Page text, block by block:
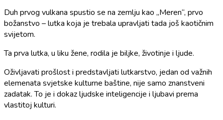
Duh prvog vulkana spustio se na zemlju kao „Meren“, prvo
božanstvo – lutka koja je trebala upravljati tada još kaotičnim
svijetom.
Ta prva lutka, u liku žene, rodila je biljke, životinje i ljude.
Oživljavati prošlost i predstavljati lutkarstvo, jedan od važnih
elemenata svjetske kulturne baštine, nije samo znanstveni
zadatak. To je i dokaz ljudske inteligencije i ljubavi prema
vlastitoj kulturi.